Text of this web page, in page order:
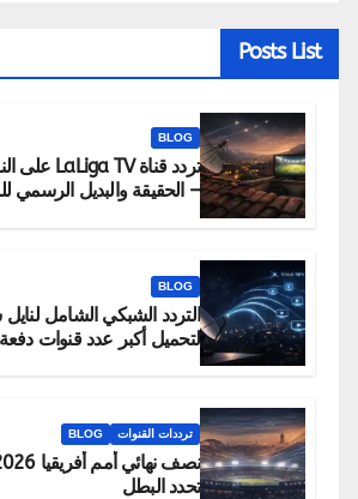
Posts List
BLOG
– الحقيقة والبديل الرسمي
BLOG
لتحميل أكبر عدد قنوات
ترددات القنوات BLOG
تحدد البطل